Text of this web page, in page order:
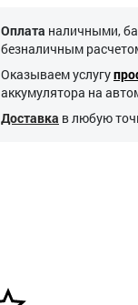
Оплата наличными,
безналичным
Оказываем услугу
аккумулятора на
Доставка в любую